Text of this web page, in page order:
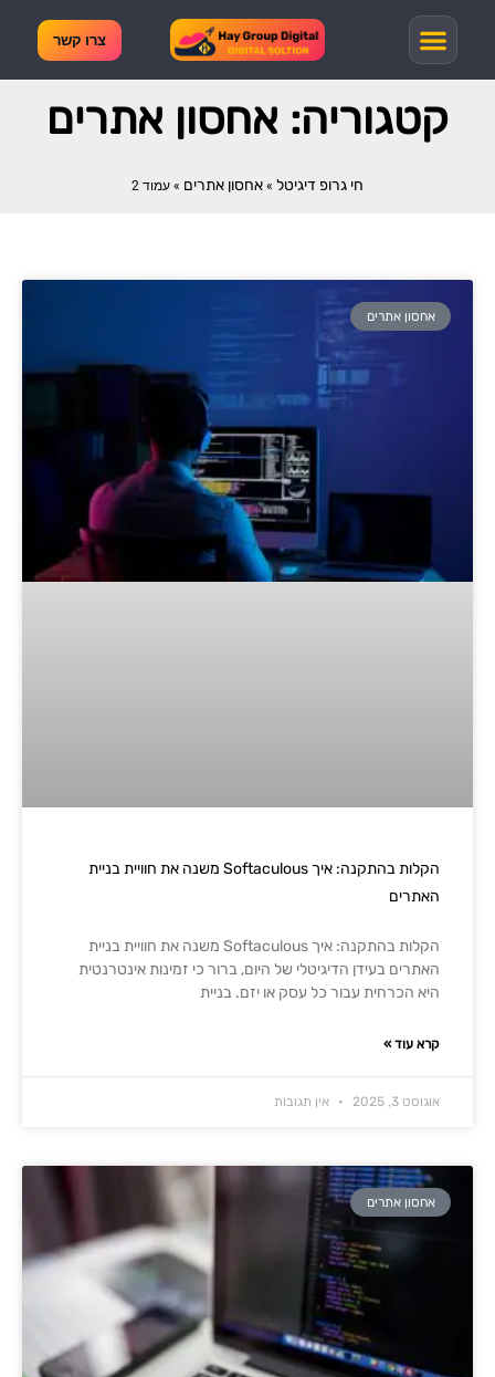
צרו קשר
קטגוריה: אחסון אתרים
חי גרופ דיגיטל » אחסון אתרים » עמוד 2
אחסון אתרים
הקלות בהתקנה: איך Softaculous משנה את חוויית בניית
האתרים
הקלות בהתקנה: איך Softaculous משנה את חוויית בניית
האתרים בעידן הדיגיטלי של היום, ברור כי זמינות אינטרנטית
היא הכרחית עבור כל עסק או יזם. בניית
קרא עוד »
אוגוסט 3, 2025 אין תגובות
אחסון אתרים